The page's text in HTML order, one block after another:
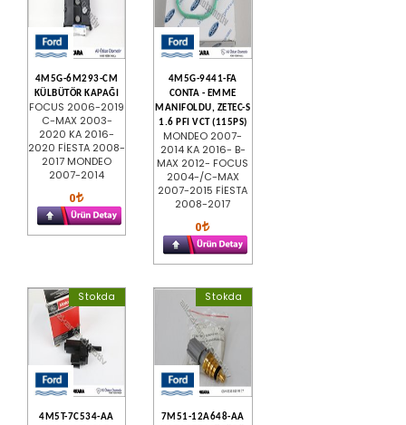
4M5G-6M293-CM
KÜLBÜTÖR KAPAĞI
FOCUS 2006-2019
C-MAX 2003-
2020 KA 2016-
2020 FİESTA 2008-
2017 MONDEO
2007-2014
0
4M5G-9441-FA
CONTA - EMME
MANIFOLDU, ZETEC-S
1.6 PFI VCT (115PS)
MONDEO 2007-
2014 KA 2016- B-
MAX 2012- FOCUS
2004-/C-MAX
2007-2015 FİESTA
2008-2017
0
Stokda
4M5T-7C534-AA
Stokda
7M51-12A648-AA